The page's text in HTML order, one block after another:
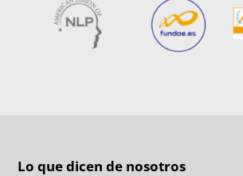
Lo que dicen de nosotros